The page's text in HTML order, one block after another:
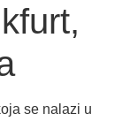
se nalazi u